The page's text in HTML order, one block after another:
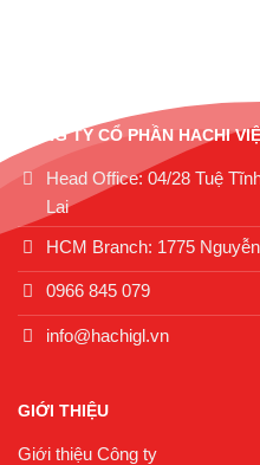
CÔNG TY CỔ PHẦN HACHI
Head Office: 04/28 Tuệ
Lai
HCM Branch: 1775
0966 845 079
info@hachigl.vn
GIỚI THIỆU
Giới thiệu Công ty